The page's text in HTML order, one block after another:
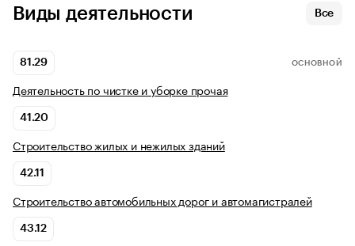
Виды деятельности Все
81.29 ОСНОВНОЙ
Деятельность по чистке и уборке прочая
41.20
Строительство жилых и нежилых зданий
42.11
Строительство автомобильных дорог и автомагистралей
43.12